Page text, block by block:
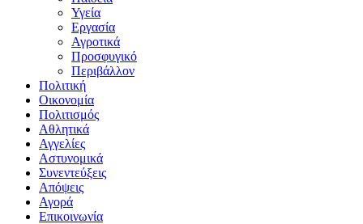
Υγεία
Εργασία
Αγροτικά
Προσφυγικό
Περιβάλλον
Πολιτική
Οικονομία
Πολιτισμός
Αθλητικά
Αγγελίες
Αστυνομικά
Συνεντεύξεις
Απόψεις
Αγορά
Επικοινωνία